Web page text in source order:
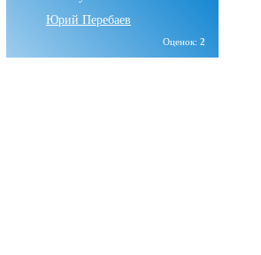
Юрий Перебаев
Оценок: 2